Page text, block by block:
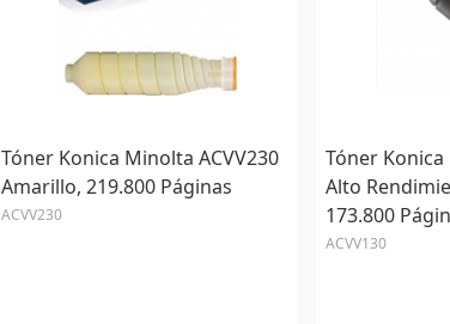
Tóner Konica Minolta ACVV230
Amarillo, 219.800 Páginas
ACVV230
Tóner Konica
Alto
173.800
ACVV130